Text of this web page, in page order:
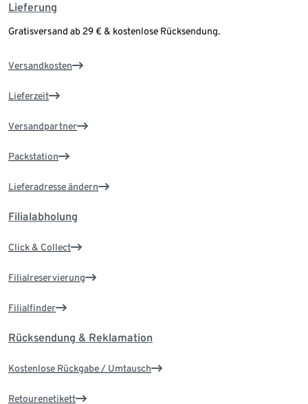
Lieferung
Gratisversand ab 29 € & kostenlose Rücksendung.
Versandkosten
Lieferzeit
Versandpartner
Packstation
Lieferadresse ändern
Filialabholung
Click & Collect
Filialreservierung
Filialfinder
Rücksendung & Reklamation
Kostenlose Rückgabe / Umtausch
Retourenetikett